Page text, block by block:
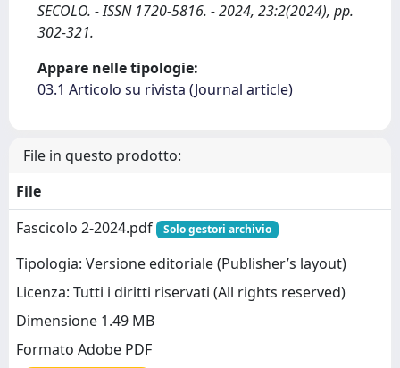
SECOLO. - ISSN 1720-5816. - 2024, 23:2(2024), pp.
302-321.
Appare nelle tipologie:
03.1 Articolo su rivista (Journal article)
File in questo prodotto:
File
Fascicolo 2-2024.pdf
Solo gestori archivio
Tipologia: Versione editoriale (Publisher’s layout)
Licenza: Tutti i diritti riservati (All rights reserved)
Dimensione 1.49 MB
Formato Adobe PDF